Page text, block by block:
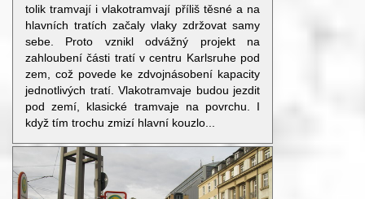
tolik tramvají i vlakotramvají příliš těsné a na
hlavních tratích začaly vlaky zdržovat samy
sebe. Proto vznikl odvážný projekt na
zahloubení části tratí v centru Karlsruhe pod
zem, což povede ke zdvojnásobení kapacity
jednotlivých tratí. Vlakotramvaje budou jezdit
pod zemí, klasické tramvaje na povrchu. I
když tím trochu zmizí hlavní kouzlo...